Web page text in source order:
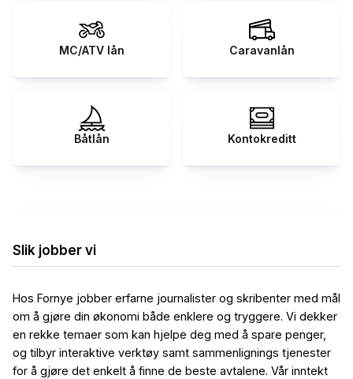
MC/ATV lån Caravanlån
Båtlån Kontokreditt
Slik jobber vi
Hos Fornye jobber erfarne journalister og skribenter med mål
om å gjøre din økonomi både enklere og tryggere. Vi dekker
en rekke temaer som kan hjelpe deg med å spare penger,
og tilbyr interaktive verktøy samt sammenlignings tjenester
for å gjøre det enkelt å finne de beste avtalene. Vår inntekt